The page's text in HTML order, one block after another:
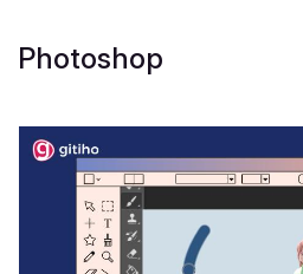
Photoshop